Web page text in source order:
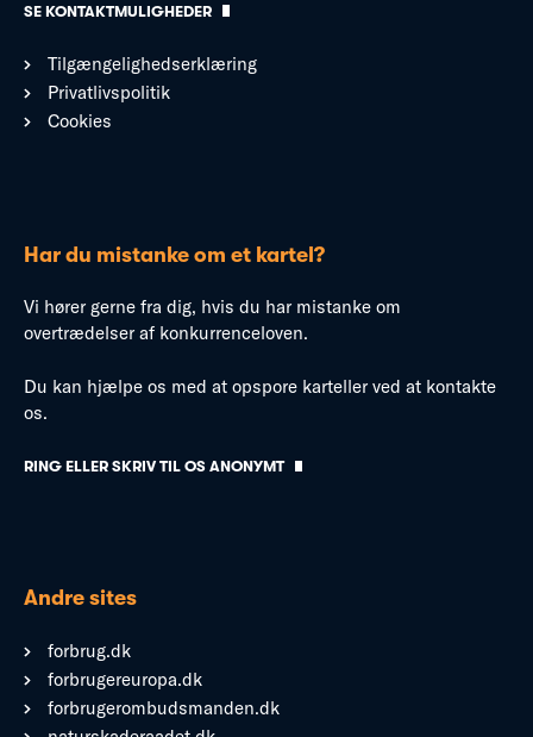
SE KONTAKTMULIGHEDER
Tilgængelighedserklæring
Privatlivspolitik
Cookies
Har du mistanke om et kartel?
Vi hører gerne fra dig, hvis du har mistanke om
overtrædelser af konkurrenceloven.
Du kan hjælpe os med at opspore karteller ved at kontakte
os.
RING ELLER SKRIV TIL OS ANONYMT
Andre sites
forbrug.dk
forbrugereuropa.dk
forbrugerombudsmanden.dk